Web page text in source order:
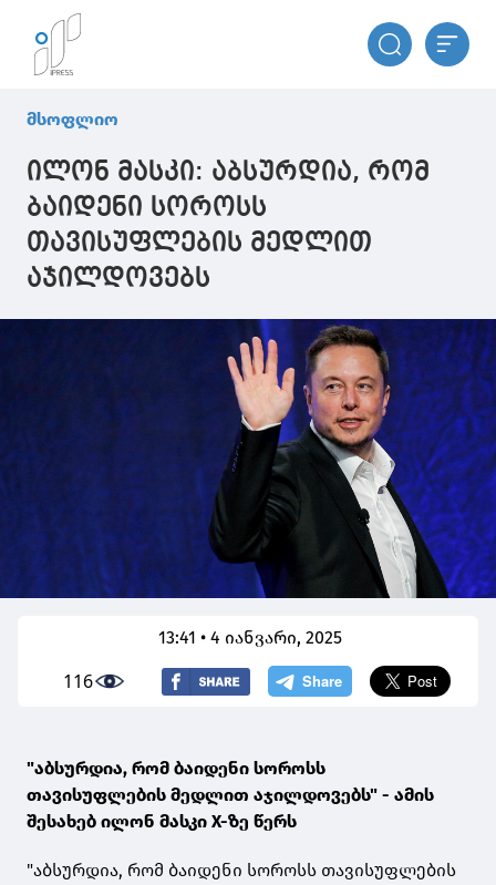
მსოფლიო
ილონ მასკი: აბსურდია, რომ
ბაიდენი სოროსს
თავისუფლების მედლით
აჯილდოვებს
13:41 • 4 იანვარი, 2025
116
"აბსურდია, რომ ბაიდენი სოროსს
თავისუფლების მედლით აჯილდოვებს" - ამის
შესახებ ილონ მასკი X-ზე წერს
"აბსურდია, რომ ბაიდენი სოროსს თავისუფლების